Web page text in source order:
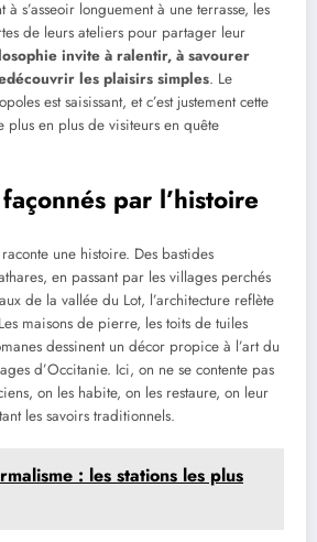
s’asseoir longuement à une terrasse, les
de leurs ateliers pour partager leur
invite à ralentir, à savourer
les plaisirs simples. Le
est saisissant, et c’est justement cette
en plus de visiteurs en quête
par l’histoire
une histoire. Des bastides
en passant par les villages perchés
de la vallée du Lot, l’architecture reflète
maisons de pierre, les toits de tuiles
dessinent un décor propice à l’art du
d’Occitanie. Ici, on ne se contente pas
on les habite, on les restaure, on leur
les savoirs traditionnels.
: les stations les plus